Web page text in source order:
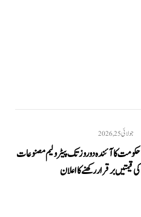
جولائی 25, 2026
حکومت کا آئندہ دو روز تک پیٹرولیم مصنوعات
کی قیمتیں برقرار رکھنے کا اعلان